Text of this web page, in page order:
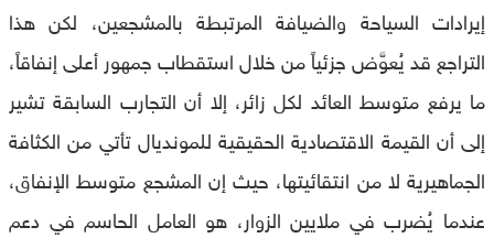
إيرادات السياحة والضيافة المرتبطة بالمشجعين، لكن هذا
التراجع قد يُعوَّض جزئياً من خلال استقطاب جمهور أعلى إنفاقاً،
ما يرفع متوسط العائد لكل زائر، إلا أن التجارب السابقة تشير
إلى أن القيمة الاقتصادية الحقيقية للمونديال تأتي من الكثافة
الجماهيرية لا من انتقائيتها، حيث إن المشجع متوسط الإنفاق،
عندما يُضرب في ملايين الزوار، هو العامل الحاسم في دعم